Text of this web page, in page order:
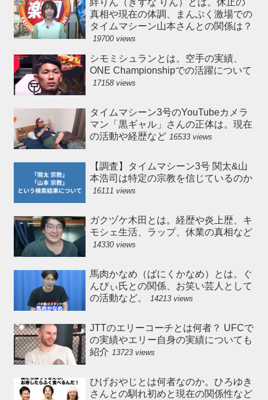
絆りん（きずな りん）とは。休止の
真相や現在の体調、まんぷく激場での
タイムマシーン山本さんとの関係は？
19700 views
シモミシュランとは。空手の実績、
ONE Championshipでの活躍について
17158 views
タイムマシーン3号のYouTubeカメラ
マン「黒ギャル」さんの正体は。現在
の活動や経歴など 16533 views
【調査】タイムマシーン3号 関太&山
本浩司は特定の宗教を信じているのか
16111 views
ガクヅケ木田とは。経歴や炎上歴、キ
モシェ生活、ラップ、休業の真相など
14330 views
馬肉かなめ（ばにくかなめ）とは。ぐ
んぴぃ氏との関係、お笑い芸人として
の活動など。
14213 views
JTTのエリーコーチとは何者？ UFCで
の実績やエリー自身の実績についても
紹介 13723 views
ひげおやじとは何者なのか。ひろゆき
さんとの馴れ初めと現在の関係性など